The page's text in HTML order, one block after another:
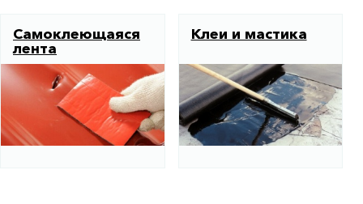
Самоклеющаяся
лента
Клеи и мастика